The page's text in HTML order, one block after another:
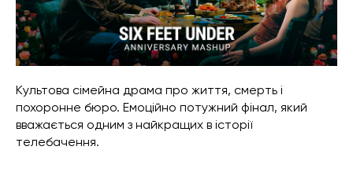
Культова сімейна драма про життя, смерть і
похоронне бюро. Емоційно потужний фінал, який
вважається одним з найкращих в історії
телебачення.